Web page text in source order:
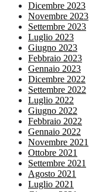
Dicembre 2023
Novembre 2023
Settembre 2023
Luglio 2023
Giugno 2023
Febbraio 2023
Gennaio 2023
Dicembre 2022
Settembre 2022
Luglio 2022
Giugno 2022
Febbraio 2022
Gennaio 2022
Novembre 2021
Ottobre 2021
Settembre 2021
Agosto 2021
Luglio 2021